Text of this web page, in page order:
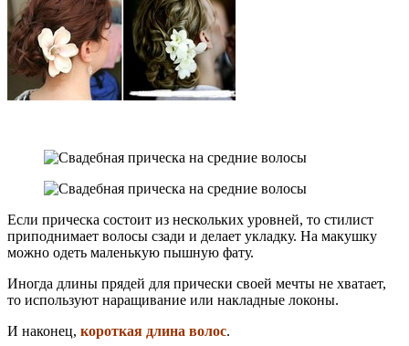
Если прическа состоит из нескольких уровней, то стилист
приподнимает волосы сзади и делает укладку. На макушку
можно одеть маленькую пышную фату.
Иногда длины прядей для прически своей мечты не хватает,
то используют наращивание или накладные локоны.
И наконец, короткая длина волос.